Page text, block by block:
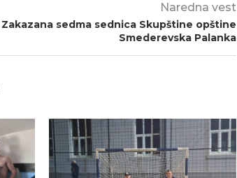
Naredna vest
Zakazana sedma sednica Skupštine opštine
Smederevska Palanka